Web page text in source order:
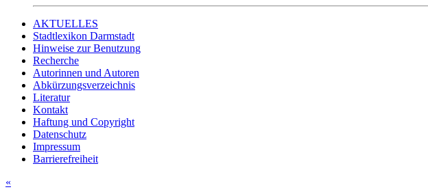
AKTUELLES
Stadtlexikon Darmstadt
Hinweise zur Benutzung
Recherche
Autorinnen und Autoren
Abkürzungsverzeichnis
Literatur
Kontakt
Haftung und Copyright
Datenschutz
Impressum
Barrierefreiheit
«